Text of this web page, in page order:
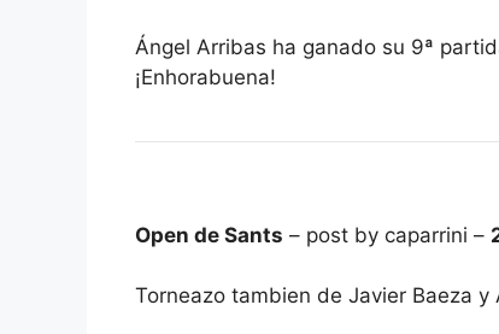
Ángel Arribas ha ganado su 9ª
¡Enhorabuena!
Open de Sants – post by caparrini –
Torneazo tambien de Javier Baeza